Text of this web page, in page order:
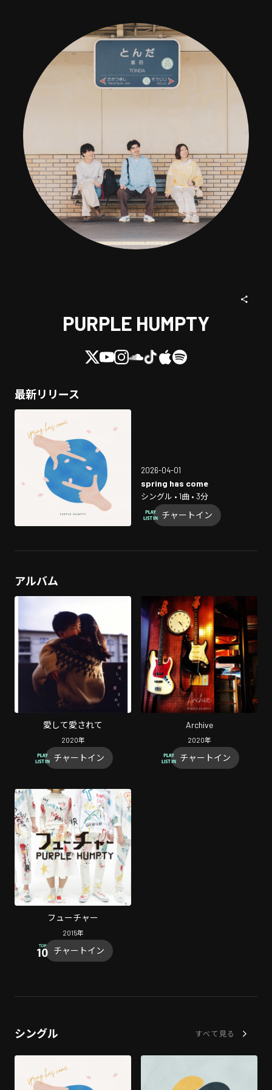
PURPLE HUMPTY
最新リリース
2026-04-01
spring has come
シングル • 1曲 • 3分
チャートイン
アルバム
愛して愛されて
2020年
チャートイン
Archive
2020年
チャートイン
フューチャー
2015年
チャートイン
シングル すべて見る